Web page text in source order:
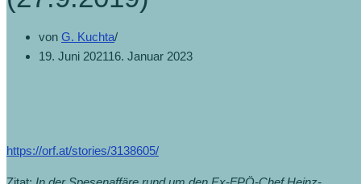
von G. Kuchta
19. Juni 202116. Januar 2023
https://orf.at/stories/3138605/